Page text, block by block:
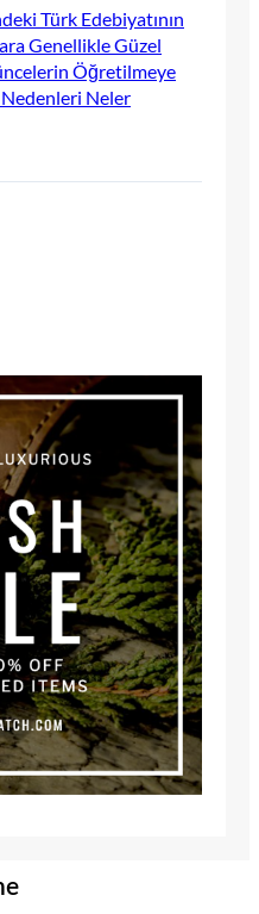
Türk Edebiyatının
Genellikle Güzel
Öğretilmeye
Nedenleri Neler